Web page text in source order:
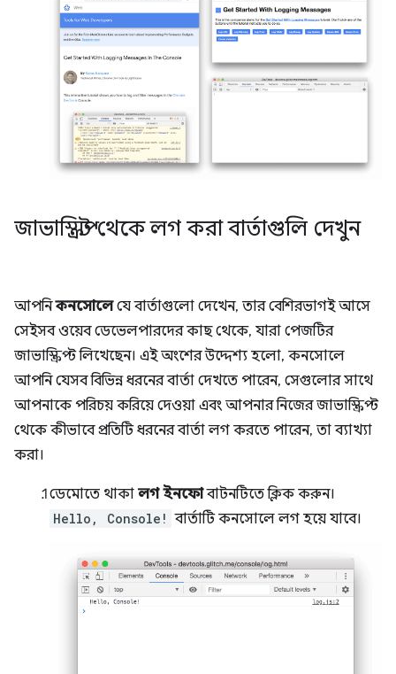
জাভাস্ক্রিপ্ট থেকে লগ করা বার্তাগুলি দেখুন
আপনিকনসোলেযে বার্তাগুলো দেখেন, তার বেশিরভাগই আসে
সেইসব ওয়েব ডেভেলপারদের কাছ থেকে, যারা পেজটির
জাভাস্ক্রিপ্ট লিখেছেন। এই অংশের উদ্দেশ্য হলো, কনসোলে
আপনি যেসব বিভিন্ন ধরনের বার্তা দেখতে পারেন, সেগুলোর সাথে
আপনাকে পরিচয় করিয়ে দেওয়া এবং আপনার নিজের জাভাস্ক্রিপ্ট
থেকে কীভাবে প্রতিটি ধরনের বার্তা লগ করতে পারেন, তা ব্যাখ্যা
করা।
ডেমোতে থাকা লগ ইনফোবাটনটিতে ক্লিক করুন।
Hello, Console! বার্তাটি কনসোলে লগ হয়ে যাবে।